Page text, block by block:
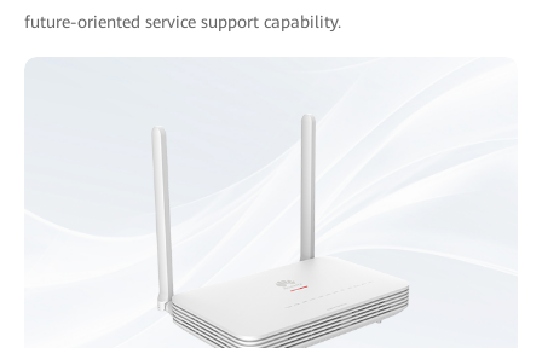
future-oriented service support capability.